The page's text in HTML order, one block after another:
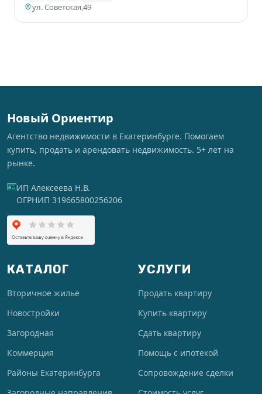
ул. Советская,49
Новый Ориентир
Агентство недвижимости в Екатеринбурге. Помогаем
купить, продать и арендовать недвижимость. 5+ лет на
рынке.
ИП Алексеева Н.В.
ОГРНИП 319665800256206
КАТАЛОГ
Вторичное жильё
Новостройки
Загородная
Коммерция
Районы Екатеринбурга
УСЛУГИ
Продать квартиру
Купить квартиру
Сдать квартиру
Помощь с ипотекой
Сопровождение сделки